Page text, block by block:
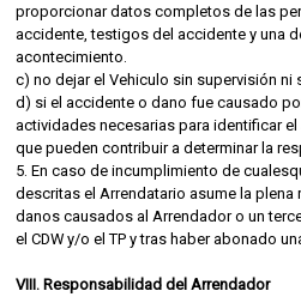
proporcionar datos completos de las
accidente, testigos del accidente y una
acontecimiento.
c) no dejar el Vehiculo sin supervisión ni
d) si el accidente o dano fue causado
actividades necesarias para identificar
que pueden contribuir a determinar la
5. En caso de incumplimiento de
descritas el Arrendatario asume la
danos causados al Arrendador o un
el CDW y/o el TP y tras haber abonado
VIII. Responsabilidad del Arrendador